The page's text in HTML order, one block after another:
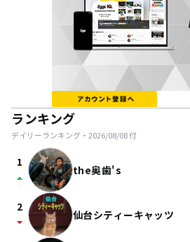
ランキング
デイリーランキング・ 2026/08/08付
1
arrow_drop_up the奥歯's
2
arrow_drop_down 仙台シティーキャッツ